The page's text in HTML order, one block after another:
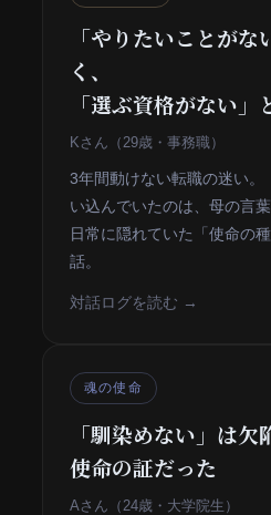
「やりたいことがな
く、
「選ぶ資格がない」
Kさん（29歳・事務職）
3年間動けない転職の迷い。
い込んでいたのは、母の言
日常に隠れていた「使命の
話。
対話ログを読む →
魂の使命
「馴染めない」は欠
使命の証だった
Aさん（24歳・大学院生）